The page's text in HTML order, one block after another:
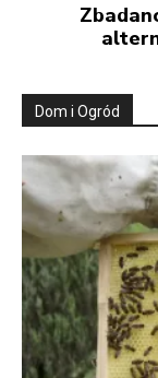
Dom i Ogród